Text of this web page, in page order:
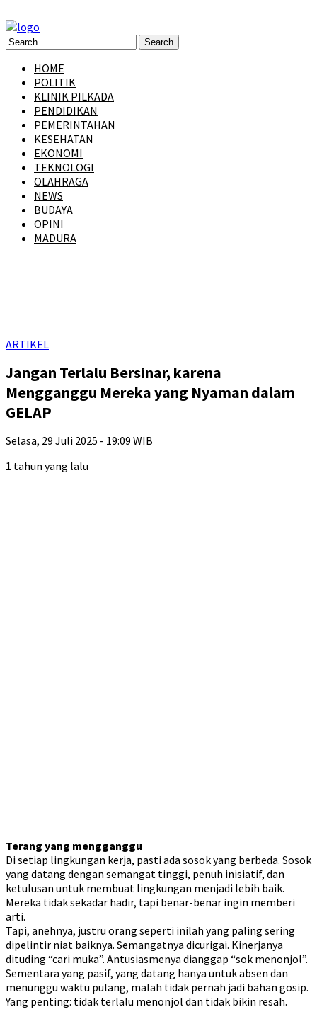
HOME
POLITIK
KLINIK PILKADA
PENDIDIKAN
PEMERINTAHAN
KESEHATAN
EKONOMI
TEKNOLOGI
OLAHRAGA
NEWS
BUDAYA
OPINI
MADURA
ARTIKEL
Jangan Terlalu Bersinar, karena
Mengganggu Mereka yang Nyaman dalam
GELAP
Selasa, 29 Juli 2025 - 19:09 WIB
1 tahun yang lalu
Terang yang mengganggu
Di setiap lingkungan kerja, pasti ada sosok yang berbeda. Sosok
yang datang dengan semangat tinggi, penuh inisiatif, dan
ketulusan untuk membuat lingkungan menjadi lebih baik.
Mereka tidak sekadar hadir, tapi benar-benar ingin memberi
arti.
Tapi, anehnya, justru orang seperti inilah yang paling sering
dipelintir niat baiknya. Semangatnya dicurigai. Kinerjanya
dituding “cari muka”. Antusiasmenya dianggap “sok menonjol”.
Sementara yang pasif, yang datang hanya untuk absen dan
menunggu waktu pulang, malah tidak pernah jadi bahan gosip.
Yang penting: tidak terlalu menonjol dan tidak bikin resah.